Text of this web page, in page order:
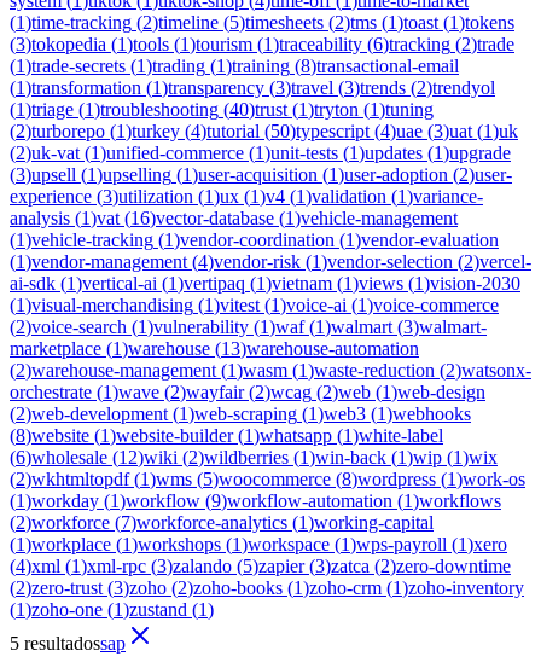
(1)time-tracking (2)timeline (5)timesheets (2)tms (1)toast (1)tokens
(3)tokopedia (1)tools (1)tourism (1)traceability (6)tracking (2)trade
(1)trade-secrets (1)trading (1)training (8)transactional-email
(1)transformation (1)transparency (3)travel (3)trends (2)trendyol
(1)triage (1)troubleshooting (40)trust (1)tryton (1)tuning
(2)turborepo (1)turkey (4)tutorial (50)typescript (4)uae (3)uat (1)uk
(2)uk-vat (1)unified-commerce (1)unit-tests (1)updates (1)upgrade
(3)upsell (1)upselling (1)user-acquisition (1)user-adoption (2)user-
experience (3)utilization (1)ux (1)v4 (1)validation (1)variance-
analysis (1)vat (16)vector-database (1)vehicle-management
(1)vehicle-tracking (1)vendor-coordination (1)vendor-evaluation
(1)vendor-management (4)vendor-risk (1)vendor-selection (2)vercel-
ai-sdk (1)vertical-ai (1)vertipaq (1)vietnam (1)views (1)vision-2030
(1)visual-merchandising (1)vitest (1)voice-ai (1)voice-commerce
(2)voice-search (1)vulnerability (1)waf(1)walmart (3)walmart-
marketplace (1)warehouse (13)warehouse-automation
(2)warehouse-management (1)wasm (1)waste-reduction (2)watsonx-
orchestrate (1)wave (2)wayfair(2)wcag (2)web (1)web-design
(2)web-development (1)web-scraping (1)web3 (1)webhooks
(8)website (1)website-builder(1)whatsapp (1)white-label
(6)wholesale (12)wiki (2)wildberries (1)win-back (1)wip (1)wix
(2)wkhtmltopdf(1)wms (5)woocommerce (8)wordpress (1)work-os
(1)workday (1)workflow (9)workflow-automation (1)workflows
(2)workforce (7)workforce-analytics (1)working-capital
(1)workplace (1)workshops (1)workspace (1)wps-payroll (1)xero
(4)xml (1)xml-rpc (3)zalando (5)zapier(3)zatca (2)zero-downtime
(2)zero-trust (3)zoho (2)zoho-books (1)zoho-crm (1)zoho-inventory
(1)zoho-one (1)zustand (1)
5 resultadossap